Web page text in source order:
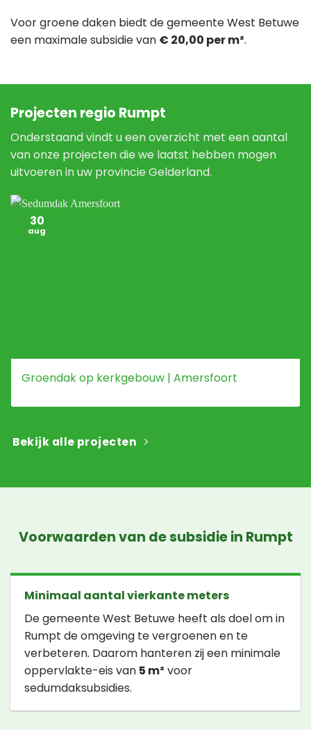
Voor groene daken biedt de gemeente West Betuwe
een maximale subsidie van € 20,00 per m².
Projecten regio Rumpt
Onderstaand vindt u een overzicht met een aantal
van onze projecten die we laatst hebben mogen
uitvoeren in uw provincie Gelderland.
Groendak op kerkgebouw | Amersfoort
30
aug
Bekijk alle projecten
Voorwaarden van de subsidie in Rumpt
Minimaal aantal vierkante meters
De gemeente West Betuwe heeft als doel om in
Rumpt de omgeving te vergroenen en te
verbeteren. Daarom hanteren zij een minimale
oppervlakte-eis van 5 m² voor
sedumdaksubsidies.